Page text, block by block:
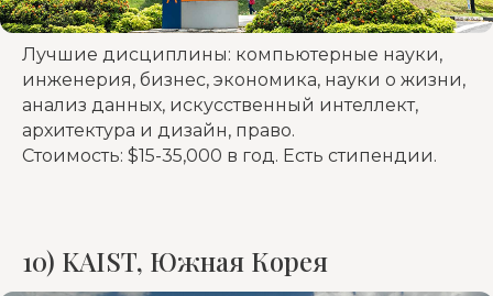
Лучшие дисциплины: компьютерные науки,
инженерия, бизнес, экономика, науки о жизни,
анализ данных, искусственный интеллект,
архитектура и дизайн, право.
Стоимость: $15-35,000 в год. Есть стипендии.
10) KAIST, Южная Корея